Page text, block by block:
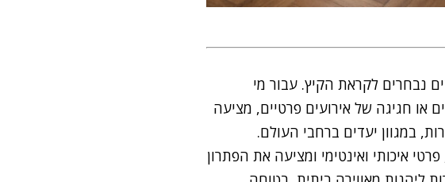
נבחרים לקראת הקיץ. עבור מי
חגיגה של אירועים פרטיים, מציעה
במגוון יעדים ברחבי העולם.
איכותי ואינטימי ומציעה את הפתרון